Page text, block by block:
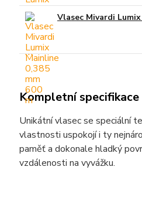
Vlasec Mivardi
Kompletní specifikace
Unikátní vlasec se speciální
vlastnosti uspokojí i ty
paměť a dokonale hladký
vzdálenosti na vyvážku.